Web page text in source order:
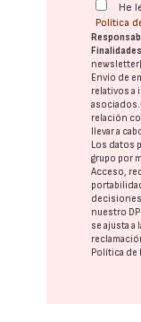
He
Política
Envío de
relativos a
asociados.
relación
llevar a
Los datos
grupo por
Acceso,
nuestro
se ajusta a
Política de